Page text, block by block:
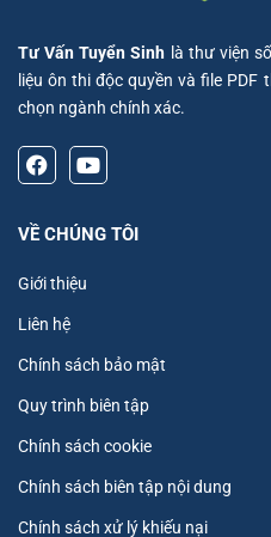
Tư Vấn Tuyển Sinh là thư viện
liệu ôn thi độc quyền và file
chọn ngành chính xác.
VỀ CHÚNG TÔI
Giới thiệu
Liên hệ
Chính sách bảo mật
Quy trình biên tập
Chính sách cookie
Chính sách biên tập nội dung
Chính sách xử lý khiếu nại